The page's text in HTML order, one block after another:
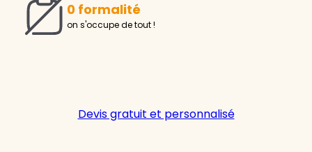
0 formalité
on s'occupe de tout !
Devis gratuit et personnalisé